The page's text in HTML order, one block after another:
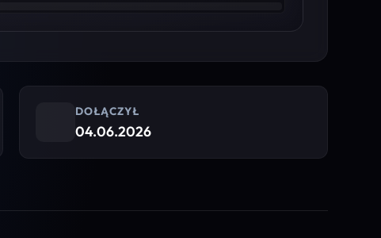
DOŁĄCZYŁ
04.06.2026